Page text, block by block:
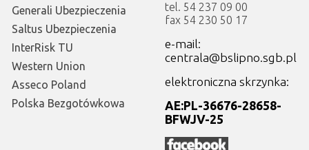
Generali Ubezpieczenia
Saltus Ubezpieczenia
InterRisk TU
Western Union
Asseco Poland
Polska Bezgotówkowa
tel. 54 237 09 00
fax 54 230 50 17
e-mail:
centrala@bslipno.sgb.pl
elektroniczna skrzynka:
AE:PL-36676-28658-
BFWJV-25